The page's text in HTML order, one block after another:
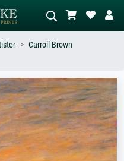
scenen – for eksempel grønn
eng, abstrakt med mye rødt, mørkt
oljemaleri, stående akt ved et tre.
Carroll Brown